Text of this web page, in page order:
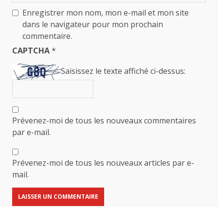
Enregistrer mon nom, mon e-mail et mon site
dans le navigateur pour mon prochain
commentaire.
CAPTCHA*
Saisissez le texte affiché ci-dessus:
Prévenez-moi de tous les nouveaux commentaires
par e-mail.
Prévenez-moi de tous les nouveaux articles par e-
mail.